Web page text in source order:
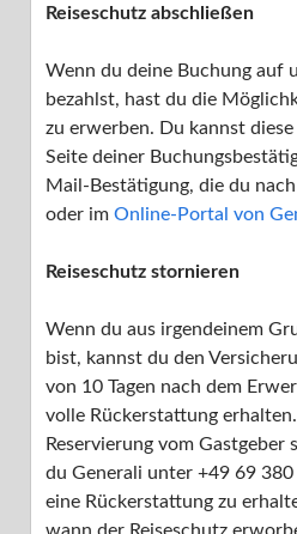
Ihr Inserat
Buchungsassistent
 Zurück zu
Informationen zum
Wenn du über unsere Website
die Möglichkeit, einen
Reiseschutz abschließen
Wenn du deine Buchung auf
bezahlst, hast du die
zu erwerben. Du kannst
Seite deiner
Mail-Bestätigung, die du
oder im Online-Portal von
Reiseschutz stornieren
Wenn du aus irgendeinem
bist, kannst du den
von 10 Tagen nach dem
volle Rückerstattung
Reservierung vom
du Generali unter +49 69
eine Rückerstattung zu